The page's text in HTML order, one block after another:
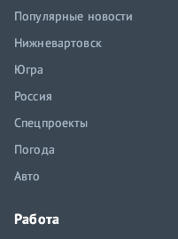
Популярные новости
Нижневартовск
Югра
Россия
Спецпроекты
Погода
Авто
Работа